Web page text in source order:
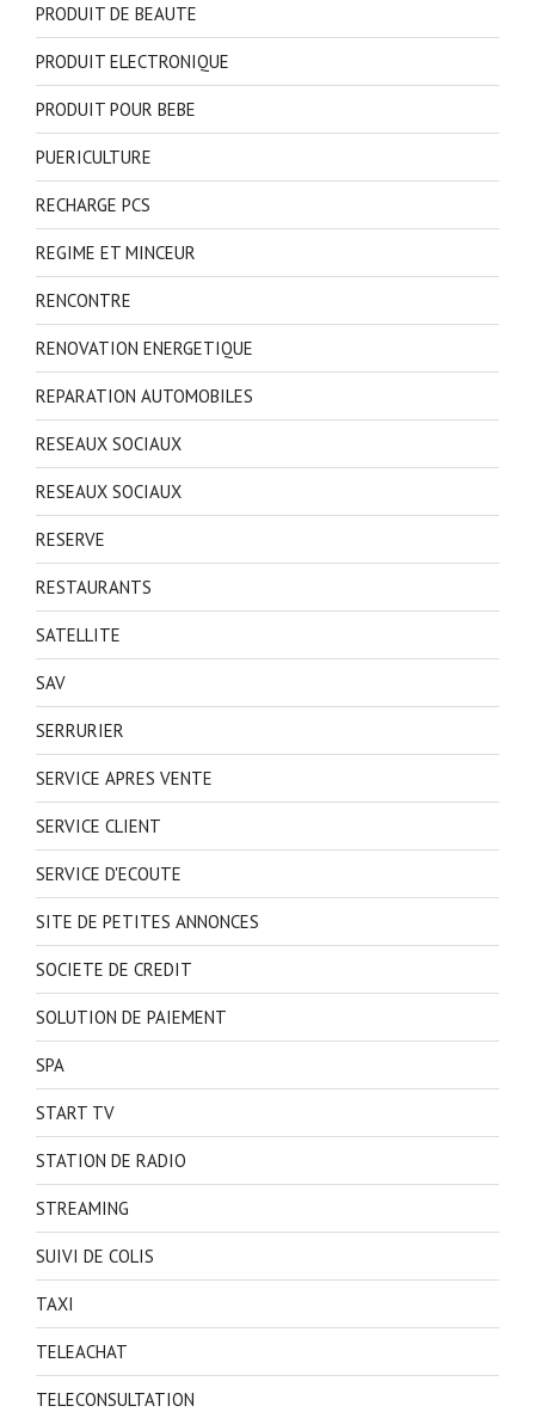
PRODUIT DE BEAUTE
PRODUIT ELECTRONIQUE
PRODUIT POUR BEBE
PUERICULTURE
RECHARGE PCS
REGIME ET MINCEUR
RENCONTRE
RENOVATION ENERGETIQUE
REPARATION AUTOMOBILES
RESEAUX SOCIAUX
RESEAUX SOCIAUX
RESERVE
RESTAURANTS
SATELLITE
SAV
SERRURIER
SERVICE APRES VENTE
SERVICE CLIENT
SERVICE D'ECOUTE
SITE DE PETITES ANNONCES
SOCIETE DE CREDIT
SOLUTION DE PAIEMENT
SPA
START TV
STATION DE RADIO
STREAMING
SUIVI DE COLIS
TAXI
TELEACHAT
TELECONSULTATION